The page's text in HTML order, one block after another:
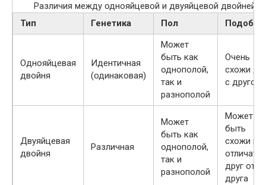
Различия между однояйцевой и двуяйцевой двойней:
Тип
Генетика Пол Подобие
Однояйцевая
двойня
Идентичная
(одинаковая)
Может
быть как
однополой,
так и
разнополой
Очень
схожи
с другом
Двуяйцевая
двойня
Различная
Может
быть как
однополой,
так и
разнополой
Может
быть
схожи
друг от
друга